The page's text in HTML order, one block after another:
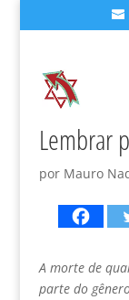
Lembrar
por Mauro
A morte de
parte do